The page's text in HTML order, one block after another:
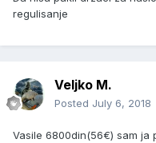
regulisanje
Veljko M.
Posted July 6, 2018
Vasile 6800din(56€) sam ja